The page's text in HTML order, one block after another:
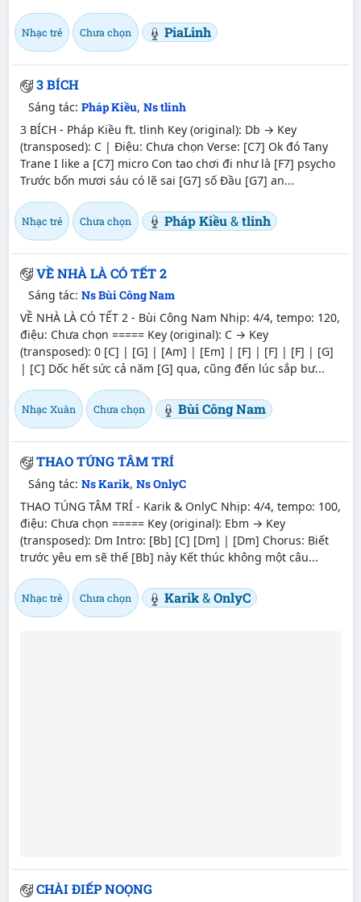
Nhạc trẻ Chưa chọn PiaLinh
3 BÍCH
Sáng tác: Pháp Kiều, Ns tlinh
3 BÍCH - Pháp Kiều ft. tlinh Key (original): Db → Key
(transposed): C | Điệu: Chưa chọn Verse: [C7] Ok đó Tany
Trane I like a [C7] micro Con tao chơi đi như là [F7] psycho
Trước bốn mươi sáu có lẽ sai [G7] số Đầu [G7] an...
Nhạc trẻ Chưa chọn Pháp Kiều&tlinh
VỀ NHÀ LÀ CÓ TẾT 2
Sáng tác: Ns Bùi Công Nam
VỀ NHÀ LÀ CÓ TẾT 2 - Bùi Công Nam Nhịp: 4/4, tempo: 120,
điệu: Chưa chọn ===== Key (original): C → Key
(transposed): 0 [C] | [G] | [Am] | [Em] | [F] | [F] | [F] | [G]
| [C] Dốc hết sức cả năm [G] qua, cũng đến lúc sắp bư...
Nhạc Xuân Chưa chọn Bùi Công Nam
THAO TÚNG TÂM TRÍ
Sáng tác: Ns Karik, Ns OnlyC
THAO TÚNG TÂM TRÍ - Karik & OnlyC Nhịp: 4/4, tempo: 100,
điệu: Chưa chọn ===== Key (original): Ebm → Key
(transposed): Dm Intro: [Bb] [C] [Dm] | [Dm] Chorus: Biết
trước yêu em sẽ thế [Bb] này Kết thúc không một câu...
Nhạc trẻ Chưa chọn Karik&OnlyC
CHÀI ĐIẾP NOỌNG